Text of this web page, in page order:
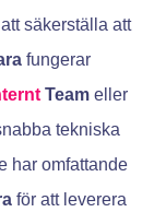
säkerställa att
fungerar
Team eller
tekniska
har omfattande
för att leverera